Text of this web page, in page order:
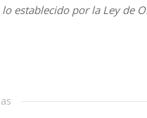
establecido por la Ley de